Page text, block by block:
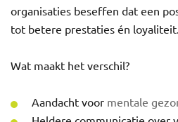
organisaties beseffen dat een
tot betere prestaties én loyaliteit.
Wat maakt het verschil?
Aandacht voor mentale